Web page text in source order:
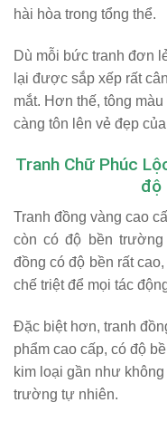
hài hòa trong tổng thể.
Dù mỗi bức tranh đơn
lại được sắp xếp rất
mắt. Hơn thế, tông
càng tôn lên vẻ đẹp
Tranh Chữ Phúc
độ
Tranh đồng vàng cao
còn cóđộ bền trường
đồng có độ bền rất
chế triệt để mọi tác
Đặc biệt hơn, tranh
phẩm cao cấp, có độ
kim loại gần như
trường tự nhiên.